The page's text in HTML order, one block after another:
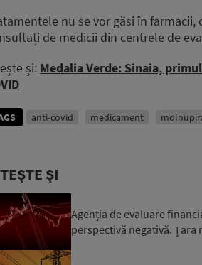
nu se vor găsi în
de medicii din centrele de
și: Medalia Verde: Sinaia,
anti-covid medicament
ȘI
Agenția de evaluare
perspectivă negativă.